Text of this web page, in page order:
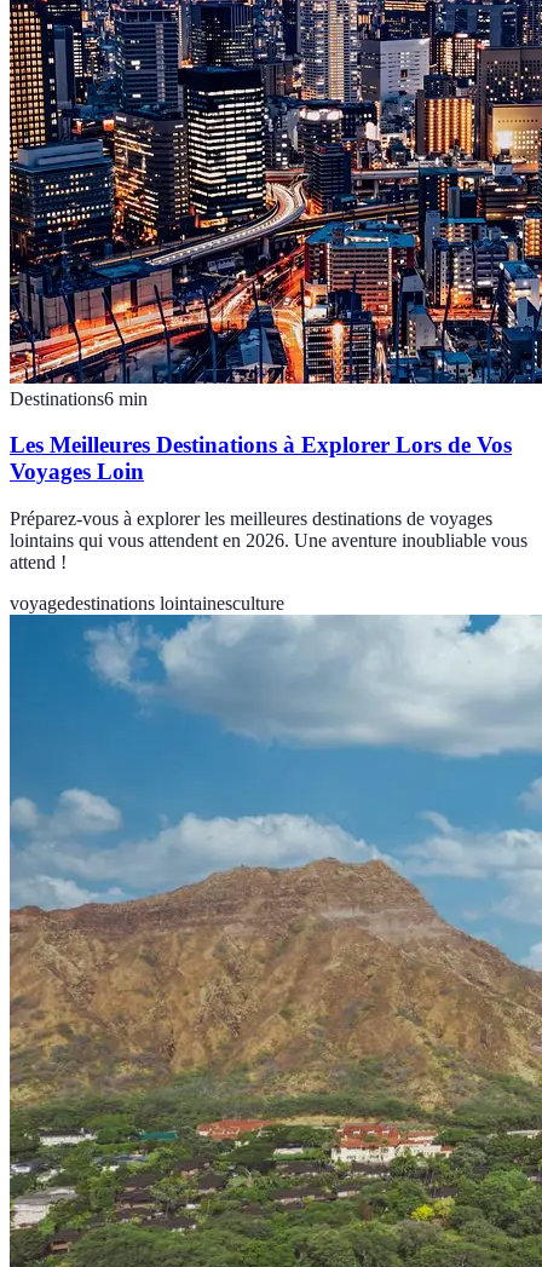
Destinations6 min
Les Meilleures Destinations à Explorer Lors de Vos
Voyages Loin
Préparez-vous à explorer les meilleures destinations de voyages
lointains qui vous attendent en 2026. Une aventure inoubliable vous
attend !
voyagedestinations lointainesculture